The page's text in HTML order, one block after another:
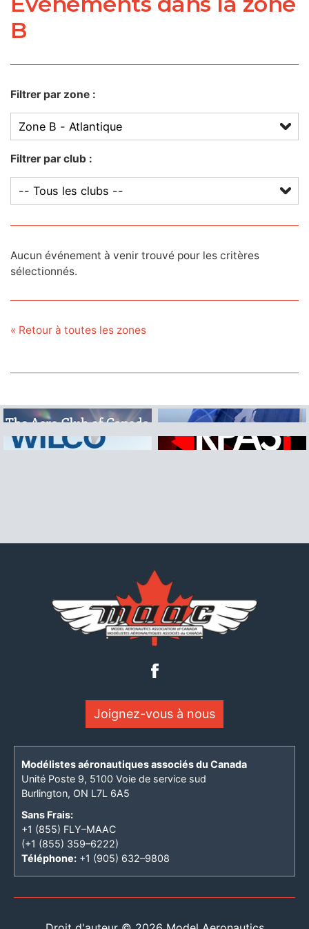
B
Filtrer par zone :
Filtrer par club :
Aucun événement à venir trouvé pour les critères
sélectionnés.
« Retour à toutes les zones
Joignez-vous à nous
Modélistes aéronautiques associés du Canada
Unité Poste 9, 5100 Voie de service sud
Burlington, ON L7L 6A5
Sans Frais:
+1 (855) FLY–MAAC
(+1 (855) 359–6222)
Téléphone: +1 (905) 632–9808